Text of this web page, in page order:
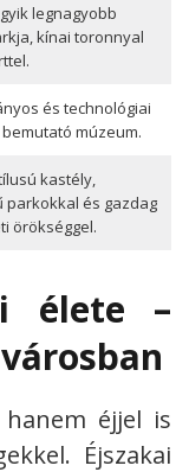
legnagyobb
kínai toronnyal
és technológiai
múzeum.
kastély,
parkokkal és gazdag
örökséggel.
élete –
éjjel is
Éjszakai